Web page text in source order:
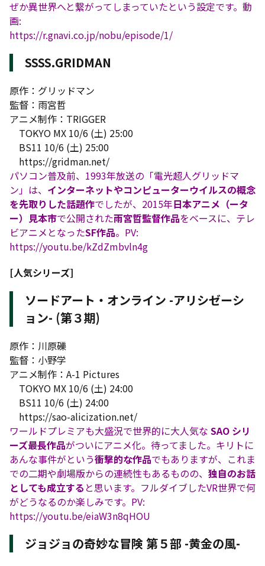
ぜか異世界へと繋がってしまっていたという設定です。動
画:
https://r.gnavi.co.jp/nobu/episode/1/
SSSS.GRIDMAN
原作：グリッドマン
監督：雨宮哲
アニメ制作：TRIGGER
TOKYO MX 10/6 (土) 25:00
BS11 10/6 (土) 25:00
https://gridman.net/
パソコン普及前、1993年放送の「電光超人グリッドマ
ン」は、 インターネットやコンピューターウイルスの概念
を先取りした話題作でしたが、2015年日本アニメ（ータ
ー）見本市で公開された雨宮哲監督作品をベースに、テレ
ビアニメとなったSF作品。PV:
https://youtu.be/kZdZmbvln4g
[人気シリーズ]
ソードアート・オンライン -アリシゼーシ
ョン- (第３期)
原作：川原礫
監督：小野学
アニメ制作：A-1 Pictures
TOKYO MX 10/6 (土) 24:00
BS11 10/6 (土) 24:00
https://sao-alicization.net/
ワールドプレミアも大盛況で世界的に大人気な SAO シリ
ーズ最長作品がついにアニメ化。待ってました。キリトに
あんな事件がという衝撃的な作品でもありますが、これま
での二期や劇場版からの連続性もあるものの、 独自のお話
としても成立する と思います。フルダイブしたVR世界で何
がどうなるのか楽しみです。PV:
https://youtu.be/eiaW3n8qHOU
ジョジョの奇妙な冒険 第５部 -黄金の風-